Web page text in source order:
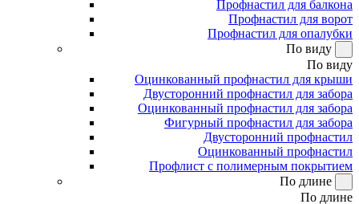
Профнастил для балкона
Профнастил для ворот
Профнастил для опалубки
По виду
По виду
Оцинкованный профнастил для крыши
Двусторонний профнастил для забора
Оцинкованный профнастил для забора
Фигурный профнастил для забора
Двусторонний профнастил
Оцинкованный профнастил
Профлист с полимерным покрытием
По длине
По длине